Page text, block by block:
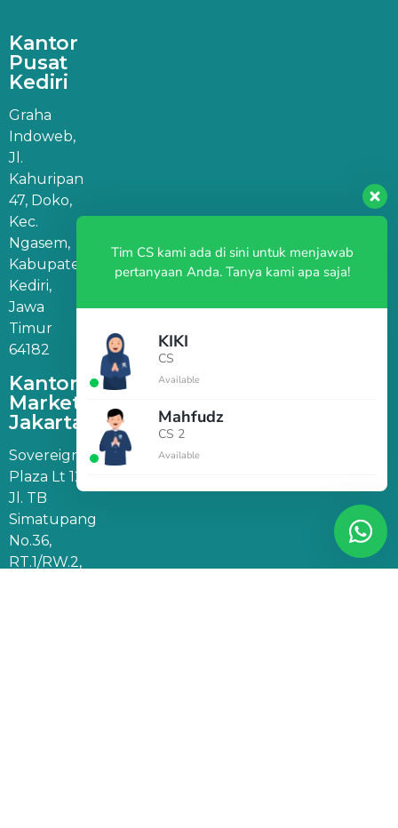
Kantor
Pusat
Kediri
Graha
Indoweb,
Jl.
Kahuripan
47, Doko,
Kec.
Ngasem,
Kabupaten
Kediri,
Jawa
Timur
64182
Kantor
Marketing
Jakarta
Sovereign
Plaza Lt 12,
Jl. TB
Simatupang
No.36,
RT.1/RW.2,
Tim CS kami ada di sini untuk menjawab
pertanyaan Anda. Tanya kami apa saja!
KIKI
CS
Available
Mahfudz
CS 2
Available